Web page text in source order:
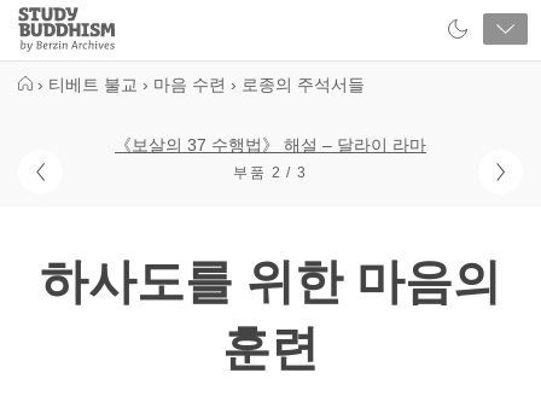
Close
Study
Buddhism
› 티베트 불교 › 마음 수련 › 로종의 주석서들
《보살의 37 수행법》 해설 – 달라이 라마
부품 2 / 3
하사도를 위한 마음의
훈련